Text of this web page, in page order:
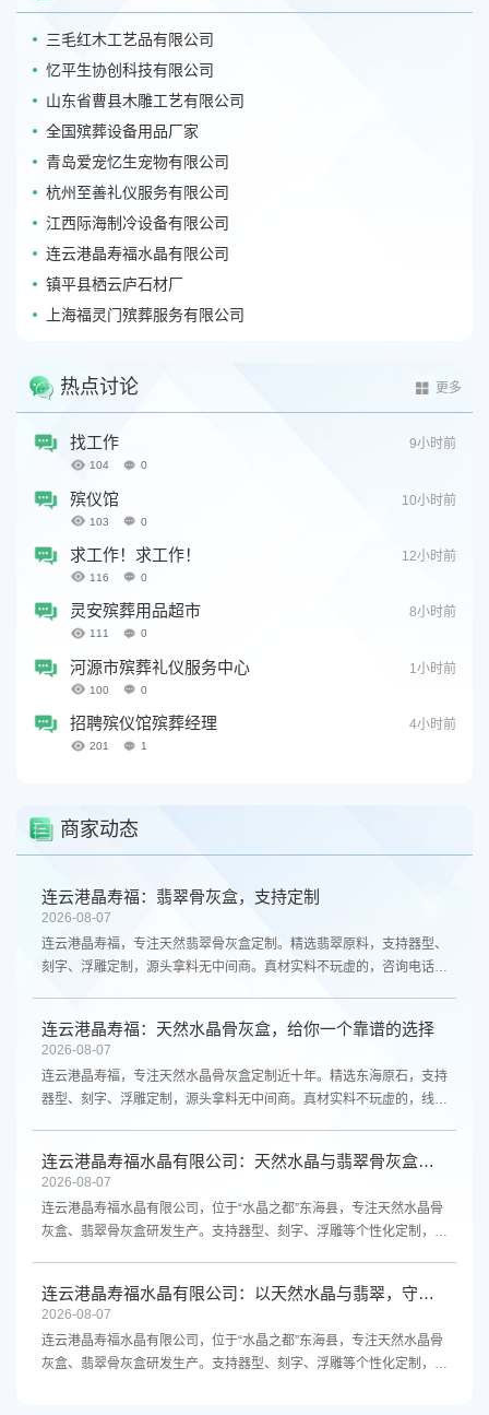
三毛红木工艺品有限公司
忆平生协创科技有限公司
山东省曹县木雕工艺有限公司
全国殡葬设备用品厂家
青岛爱宠忆生宠物有限公司
杭州至善礼仪服务有限公司
江西际海制冷设备有限公司
连云港晶寿福水晶有限公司
镇平县栖云庐石材厂
上海福灵门殡葬服务有限公司
热点讨论 更多
9小时前
找工作
104 0
10小时前
殡仪馆
103 0
12小时前
求工作！求工作！
116 0
8小时前
灵安殡葬用品超市
111 0
1小时前
河源市殡葬礼仪服务中心
100 0
4小时前
招聘殡仪馆殡葬经理
201 1
商家动态
连云港晶寿福：翡翠骨灰盒，支持定制
2026-08-07
连云港晶寿福，专注天然翡翠骨灰盒定制。精选翡翠原料，支持器型、
刻字、浮雕定制，源头拿料无中间商。真材实料不玩虚的，咨询电话
连云港晶寿福：天然水晶骨灰盒，给你一个靠谱的选择
2026-08-07
连云港晶寿福，专注天然水晶骨灰盒定制近十年。精选东海原石，支持
器型、刻字、浮雕定制，源头拿料无中间商。真材实料不玩虚的，线上
连云港晶寿福水晶有限公司：天然水晶与翡翠骨灰盒，源头厂家支持定制
2026-08-07
连云港晶寿福水晶有限公司，位于“水晶之都”东海县，专注天然水晶骨
灰盒、翡翠骨灰盒研发生产。支持器型、刻字、浮雕等个性化定制，源
连云港晶寿福水晶有限公司：以天然水晶与翡翠，守护生命最后的尊严
2026-08-07
连云港晶寿福水晶有限公司，位于“水晶之都”东海县，专注天然水晶骨
灰盒、翡翠骨灰盒研发生产。支持器型、刻字、浮雕等个性化定制，源